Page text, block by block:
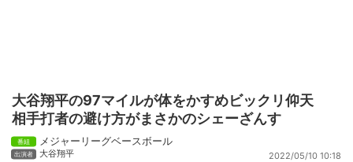
大谷翔平の97マイルが体をかすめビックリ仰天
相手打者の避け方がまさかのシェーざんす
メジャーリーグベースボール
大谷翔平 2022/05/10 10:18